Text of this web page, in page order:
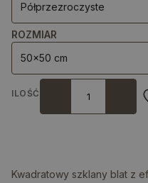
Półprzezroczyste
ROZMIAR
50x50 cm
ILOŚĆ
Kwadratowy szklany blat z